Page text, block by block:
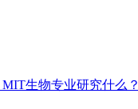
MIT生物专业研究什么？